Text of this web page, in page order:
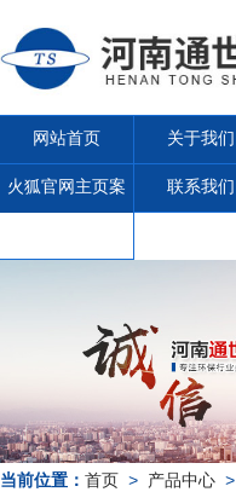
网站首页 关于我们
火狐官网主页案 联系我们
当前位置： 首页 > 产品中心 >